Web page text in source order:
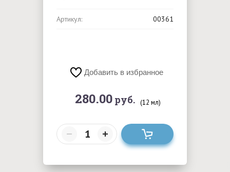
Артикул: 00361
Добавить в избранное
280.00руб. (12 мл)